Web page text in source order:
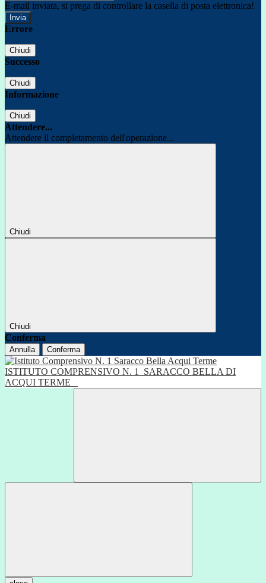
E-mail inviata, si prega di controllare la casella di posta elettronica!
Errore
Chiudi
Successo
Chiudi
Informazione
Chiudi
Attendere...
Attendere il completamento dell'operazione...
Chiudi
Chiudi
Conferma
Annulla Conferma
ISTITUTO COMPRENSIVO N. 1
SARACCO BELLA DI
ACQUI TERME